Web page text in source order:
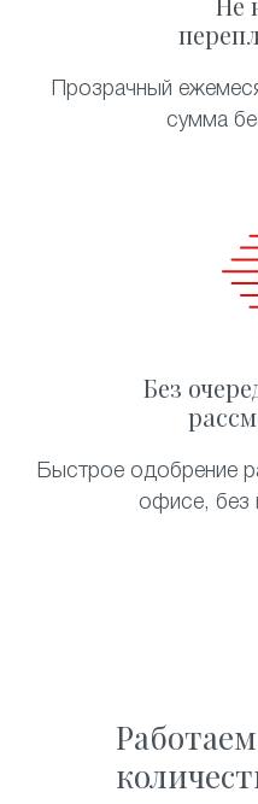
Прозрачный
сумма
Без
Быстрое одобрение
офисе, без